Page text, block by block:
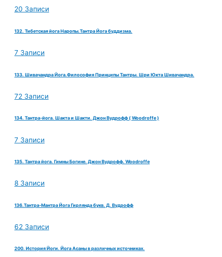
20 Записи
132. Тибетская йога Наропы.Тантра Йога буддизма.
7 Записи
133. Шивачандра Йога.Философия Принципы Тантры. Шри Юкта Шивачандра.
72 Записи
134. Тантра-йога. Шакта и Шакти. Джон Вудрофф ( Woodroffe )
7 Записи
135. Тантра йога. Гимны Богине. Джон Вудрофф. Woodroffe
8 Записи
136.Тантра-Мантра Йога Гирлянда букв. Д. Вудрофф
62 Записи
200. История Йоги. Йога Асаны в различных источниках.